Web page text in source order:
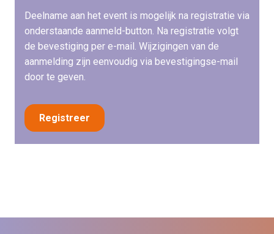
Deelname aan het event is mogelijk na registratie via
onderstaande aanmeld-button. Na registratie volgt
de bevestiging per e-mail. Wijzigingen van de
aanmelding zijn eenvoudig via bevestigingse-mail
door te geven.
Registreer